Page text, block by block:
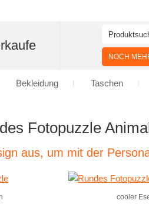
Fotopuzzle
aus, um mit der
cooler
NOCH
Bekleidung Taschen